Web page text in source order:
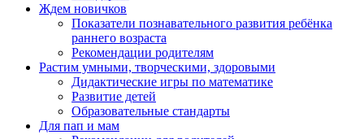
Ждем новичков
Показатели познавательного развития ребёнка
раннего возраста
Рекомендации родителям
Растим умными, творческими, здоровыми
Дидактические игры по математике
Развитие детей
Образовательные стандарты
Для пап и мам